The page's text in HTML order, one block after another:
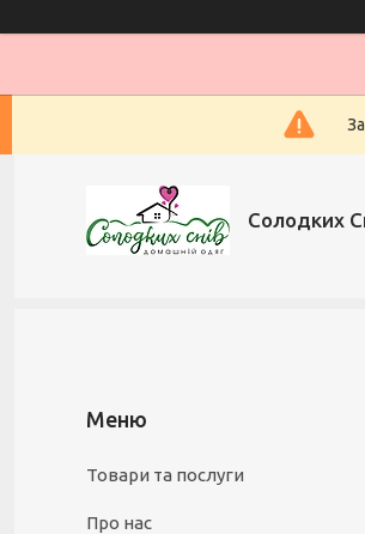
Солодких
Товари та послуги
Про нас